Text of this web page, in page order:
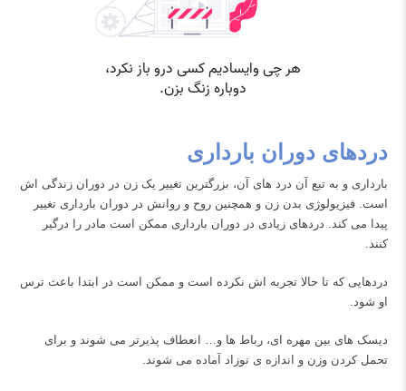
دردهای دوران بارداری
بارداری و به تبع آن درد های آن، بزرگترین تغییر یک زن در دوران زندگی اش
است. فیزیولوژی بدن زن و همچنین روح و روانش در دوران بارداری تغییر
پیدا می کند. دردهای زیادی در دوران بارداری ممکن است مادر را درگیر
کنند.
دردهایی که تا حالا تجربه اش نکرده است و ممکن است در ابتدا باعث ترس
او شود.
دیسک های بین مهره ای، رباط ها و… انعطاف پذیرتر می شوند و برای
تحمل کردن وزن و اندازه ی نوزاد آماده می شوند.